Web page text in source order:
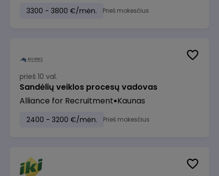
3300 - 3800 €/mėn. Prieš mokesčius
prieš 10 val.
Sandėlių veiklos procesų vadovas
Alliance for Recruitment Kaunas
2400 - 3200 €/mėn. Prieš mokesčius